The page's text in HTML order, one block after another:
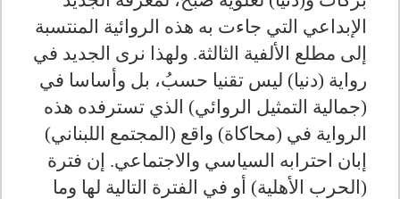
الإبداعي التي جاءت به هذه الروائية المنتسبة
إلى مطلع الألفية الثالثة. ولهذا نرى الجديد في
رواية (دنيا) ليس تقنيا حسبُ، بل وأساسا في
(جمالية التمثيل الروائي) الذي تسترفده هذه
الرواية في (محاكاة) واقع (المجتمع اللبناني)
إبان احترابه السياسي والاجتماعي. إن فترة
(الحرب الأهلية) أو في الفترة التالية لها وما